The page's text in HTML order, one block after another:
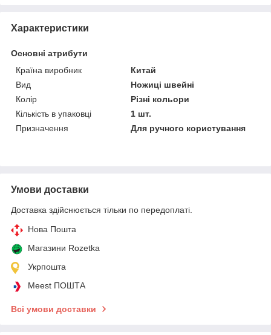
Характеристики
Основні атрибути
Країна виробник
Китай
Вид
Ножиці швейні
Колір
Різні кольори
Кількість в упаковці
1 шт.
Призначення
Для ручного користування
Умови доставки
Доставка здійснюється тільки по передоплаті.
Нова Пошта
Магазини Rozetka
Укрпошта
Meest ПОШТА
Всі умови доставки